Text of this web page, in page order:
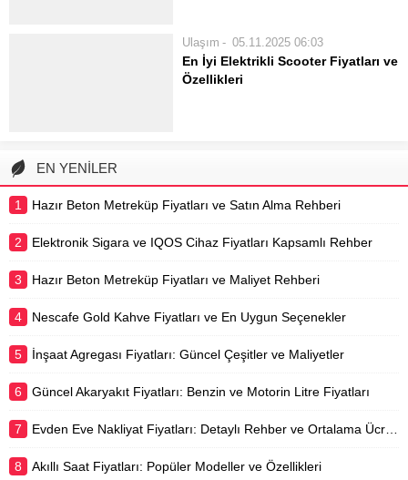
araçlar ve firmalar arasındaki fiyat
karşılaştırmaları, kullanıcıların
ihtiyaçlarına en uygun tercihi
Ulaşım 05.11.2025 06:03
En İyi Elektrikli Scooter Fiyatları ve
Özellikleri
hale getirmek ve...
EN YENİLER
1 Hazır Beton Metreküp Fiyatları ve Satın Alma Rehberi
2 Elektronik Sigara ve IQOS Cihaz Fiyatları Kapsamlı Rehber
3 Hazır Beton Metreküp Fiyatları ve Maliyet Rehberi
4 Nescafe Gold Kahve Fiyatları ve En Uygun Seçenekler
5 İnşaat Agregası Fiyatları: Güncel Çeşitler ve Maliyetler
6 Güncel Akaryakıt Fiyatları: Benzin ve Motorin Litre Fiyatları
7 Evden Eve Nakliyat Fiyatları: Detaylı Rehber ve Ortalama Ücretler
8 Akıllı Saat Fiyatları: Popüler Modeller ve Özellikleri